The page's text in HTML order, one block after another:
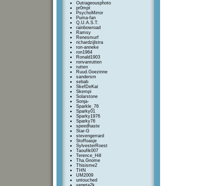
Outrageousphoto
pr0mpt
PsychoMirror
Puma-fan
Q.U.A.S.T.
rainbowroad
Ramsy
Renesmurf
richardzijlstra
ron-anneke
ron1964
Ronald1903
ronvanrutten
rutten
Ruud.Goezinne
sandersm
sebab
SkefDeKat
Skempi
Solarstone
Sonja-
Sparkle_76
Sparky01
Sparky1976
Sparky76
speedhaste
Star-G
stevengerrard
Stoffoasje
SylvesterRoest
Taoufik007
Terence_Hill
Tha.Gnome
Thisisme2
THN
UM2009
untouched
vegeta2k